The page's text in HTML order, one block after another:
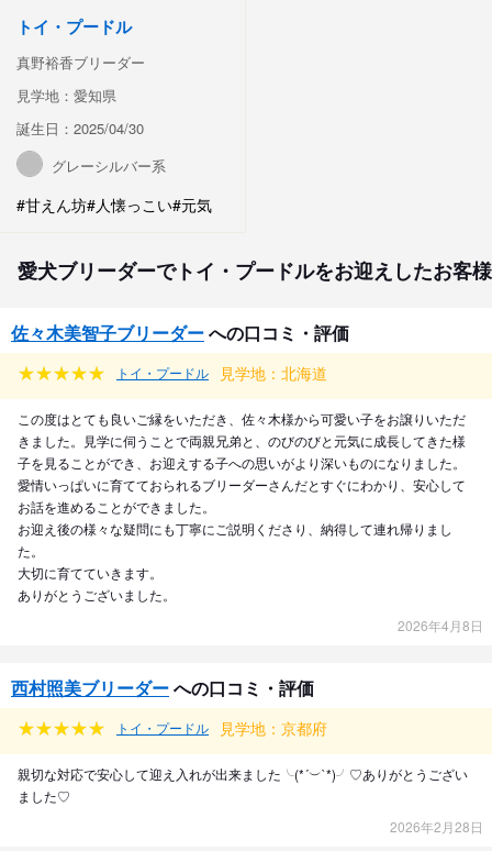
トイ・プードル
真野裕香ブリーダー
見学地：愛知県
誕生日：2025/04/30
グレーシルバー系
#甘えん坊#人懐っこい#元気
愛犬ブリーダーでトイ・プードルをお迎えしたお客
佐々木美智子ブリーダーへの口コミ・評価
トイ・プードル 見学地：北海道
この度はとても良いご縁をいただき、佐々木様から可愛い子をお譲りいただ
きました。見学に伺うことで両親兄弟と、のびのびと元気に成長してきた様
子を見ることができ、お迎えする子への思いがより深いものになりました。
愛情いっぱいに育てておられるブリーダーさんだとすぐにわかり、安心して
お話を進めることができました。
お迎え後の様々な疑問にも丁寧にご説明くださり、納得して連れ帰りまし
た。
大切に育てていきます。
ありがとうございました。
2026年4月8日
西村照美ブリーダーへの口コミ・評価
トイ・プードル 見学地：京都府
親切な対応で安心して迎え入れが出来ました╰(*´︶`*)╯♡ありがとうござい
ました♡
2026年2月28日